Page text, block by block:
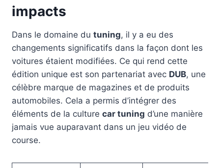
impacts
Dans le domaine du tuning, il y a eu des
changements significatifs dans la façon dont les
voitures étaient modifiées. Ce qui rend cette
édition unique est son partenariat avec DUB, une
célèbre marque de magazines et de produits
automobiles. Cela a permis d’intégrer des
éléments de la culture car tuning d’une manière
jamais vue auparavant dans un jeu vidéo de
course.